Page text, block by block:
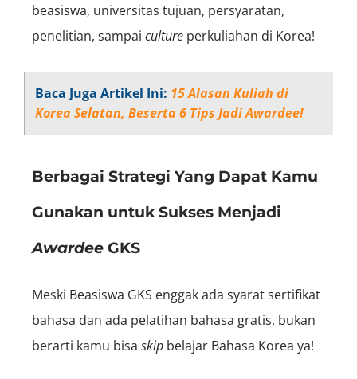
beasiswa, universitas tujuan, persyaratan,
penelitian, sampai culture perkuliahan di Korea!
Baca Juga Artikel Ini: 15 Alasan Kuliah di
Korea Selatan, Beserta 6 Tips Jadi Awardee!
Berbagai Strategi Yang Dapat Kamu
Gunakan untuk Sukses Menjadi
Awardee GKS
Meski Beasiswa GKS enggak ada syarat sertifikat
bahasa dan ada pelatihan bahasa gratis, bukan
berarti kamu bisa skip belajar Bahasa Korea ya!